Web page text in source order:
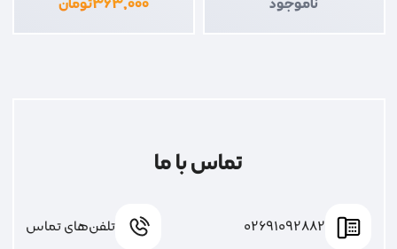
تماس با ما
02691092882 تلفن‌های تماس